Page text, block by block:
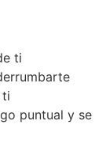
ti
ti
puntual y se